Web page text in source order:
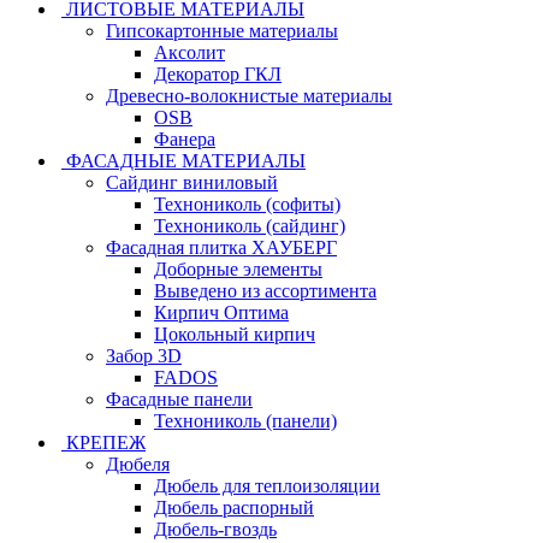
ЛИСТОВЫЕ МАТЕРИАЛЫ
Гипсокартонные материалы
Аксолит
Декоратор ГКЛ
Древесно-волокнистые материалы
OSB
Фанера
ФАСАДНЫЕ МАТЕРИАЛЫ
Сайдинг виниловый
Технониколь (софиты)
Технониколь (сайдинг)
Фасадная плитка ХАУБЕРГ
Доборные элементы
Выведено из ассортимента
Кирпич Оптима
Цокольный кирпич
Забор 3D
FADOS
Фасадные панели
Технониколь (панели)
КРЕПЕЖ
Дюбеля
Дюбель для теплоизоляции
Дюбель распорный
Дюбель-гвоздь